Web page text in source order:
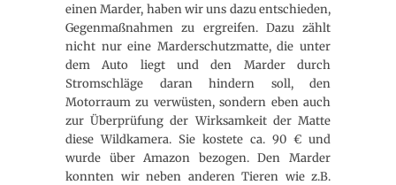
einen Marder, haben wir uns dazu entschieden,
Gegenmaßnahmen zu ergreifen. Dazu zählt
nicht nur eine Marderschutzmatte, die unter
dem Auto liegt und den Marder durch
Stromschläge daran hindern soll, den
Motorraum zu verwüsten, sondern eben auch
zur Überprüfung der Wirksamkeit der Matte
diese Wildkamera. Sie kostete ca. 90 € und
wurde über Amazon bezogen. Den Marder
konnten wir neben anderen Tieren wie z.B.